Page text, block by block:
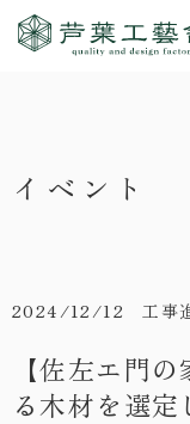
イベント
2024/12/12 工事
【佐左エ門
る木材を選定
- すべて
事業案内
- リノベーシ
- すべて
- コンセプト
- コンセプト